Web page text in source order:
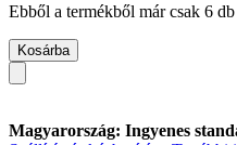
Ebből a termékből már csak 6
Kosárba
Magyarország: Ingyenes